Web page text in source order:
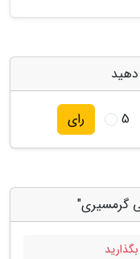
5 رای
گرمسیری"